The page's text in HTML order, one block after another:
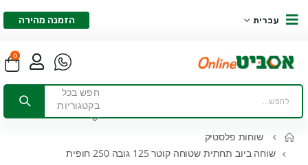
עברית הזמנה מהירה
0
חפש בכל
בקטגוריות
שוחות פלסטיק
שוחה ביוב תחתית שטוחה קוטר 125 גובה 250 חופית